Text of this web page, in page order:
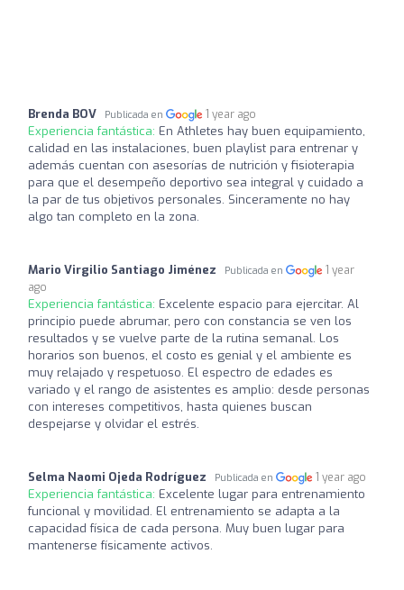
Brenda BOV Publicada en 1 year ago
Experiencia fantástica: En Athletes hay buen equipamiento,
calidad en las instalaciones, buen playlist para entrenar y
además cuentan con asesorías de nutrición y fisioterapia
para que el desempeño deportivo sea integral y cuidado a
la par de tus objetivos personales. Sinceramente no hay
algo tan completo en la zona.
Mario Virgilio Santiago Jiménez Publicada en
1 year
ago
Experiencia fantástica: Excelente espacio para ejercitar. Al
principio puede abrumar, pero con constancia se ven los
resultados y se vuelve parte de la rutina semanal. Los
horarios son buenos, el costo es genial y el ambiente es
muy relajado y respetuoso. El espectro de edades es
variado y el rango de asistentes es amplio: desde personas
con intereses competitivos, hasta quienes buscan
despejarse y olvidar el estrés.
Selma Naomi Ojeda Rodríguez Publicada en 1 year ago
Experiencia fantástica: Excelente lugar para entrenamiento
funcional y movilidad. El entrenamiento se adapta a la
capacidad física de cada persona. Muy buen lugar para
mantenerse físicamente activos.